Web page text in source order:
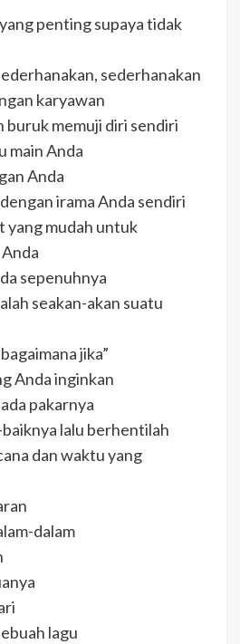
penting supaya tidak
sederhanakan
karyawan
buruk memuji diri sendiri
main Anda
Anda
irama Anda sendiri
yang mudah untuk
sepenuhnya
seakan-akan suatu
jika”
Anda inginkan
pakarnya
lalu berhentilah
dan waktu yang
dalam
lagu